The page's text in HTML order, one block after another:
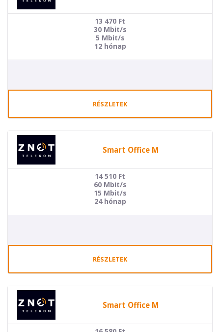
13 470 Ft
30 Mbit/s
5 Mbit/s
12 hónap
RÉSZLETEK
Smart Office M
14 510 Ft
60 Mbit/s
15 Mbit/s
24 hónap
RÉSZLETEK
Smart Office M